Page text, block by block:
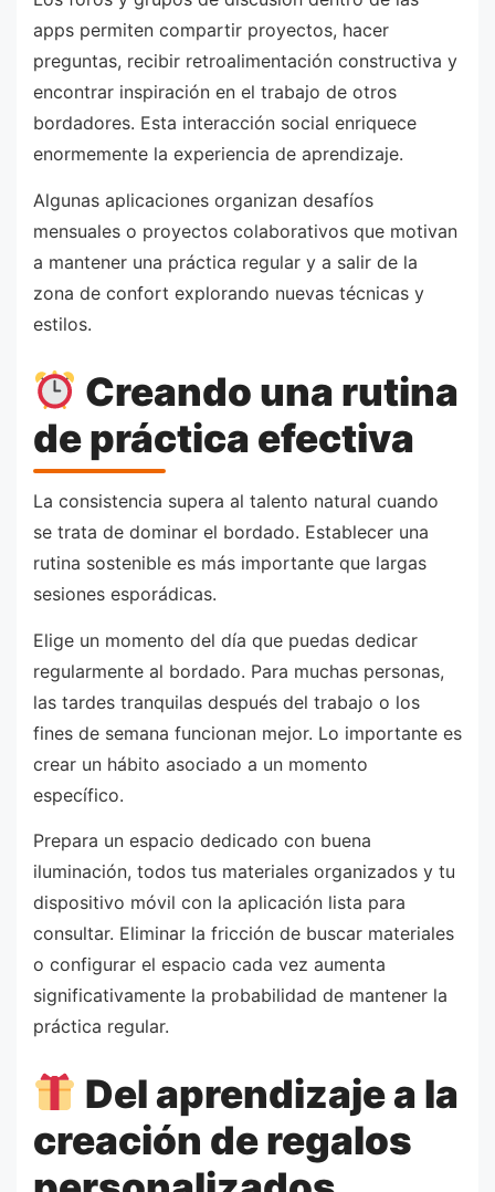
apps permiten compartir proyectos, hacer
preguntas, recibir retroalimentación constructiva y
encontrar inspiración en el trabajo de otros
bordadores. Esta interacción social enriquece
enormemente la experiencia de aprendizaje.
Algunas aplicaciones organizan desafíos
mensuales o proyectos colaborativos que motivan
a mantener una práctica regular y a salir de la
zona de confort explorando nuevas técnicas y
estilos.
Creando una rutina
de práctica efectiva
La consistencia supera al talento natural cuando
se trata de dominar el bordado. Establecer una
rutina sostenible es más importante que largas
sesiones esporádicas.
Elige un momento del día que puedas dedicar
regularmente al bordado. Para muchas personas,
las tardes tranquilas después del trabajo o los
fines de semana funcionan mejor. Lo importante es
crear un hábito asociado a un momento
específico.
Prepara un espacio dedicado con buena
iluminación, todos tus materiales organizados y tu
dispositivo móvil con la aplicación lista para
consultar. Eliminar la fricción de buscar materiales
o configurar el espacio cada vez aumenta
significativamente la probabilidad de mantener la
práctica regular.
Del aprendizaje a la
creación de regalos